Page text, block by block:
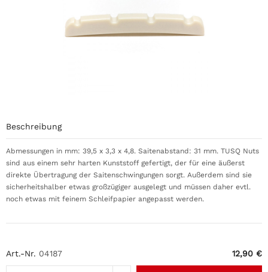
Art.-Nr. 04187 12,90 €
Beschreibung
Abmessungen in mm: 39,5 x 3,3 x 4,8. Saitenabstand: 31 mm. TUSQ Nuts
sind aus einem sehr harten Kunststoff gefertigt, der für eine äußerst
direkte Übertragung der Saitenschwingungen sorgt. Außerdem sind sie
sicherheitshalber etwas großzügiger ausgelegt und müssen daher evtl.
noch etwas mit feinem Schleifpapier angepasst werden.